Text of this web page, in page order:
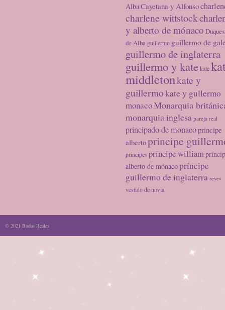
AlbaCayetana y Alfonso
charlene wittstock
y alberto de mónaco
de Alba guillermo guillermo de
guillermo de inglaterra
guillermo y katekate
middletonkate y
guillermokate y gullermo
monacoMonarquia
monarquia inglesa pareja real
principado de monacoprincipe
albertoprincipe
principes principe william
alberto de mónacopríncipe
guillermo de inglaterra reyes
vestido de novia
© 2021 Bodas Reales